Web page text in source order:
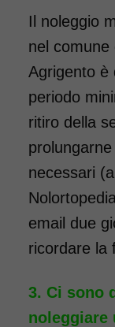
da
Il noleggio
nel comune
Agrigento è
periodo
ritiro della
necessari
email due
ricordare la
Ci sono
noleggiare